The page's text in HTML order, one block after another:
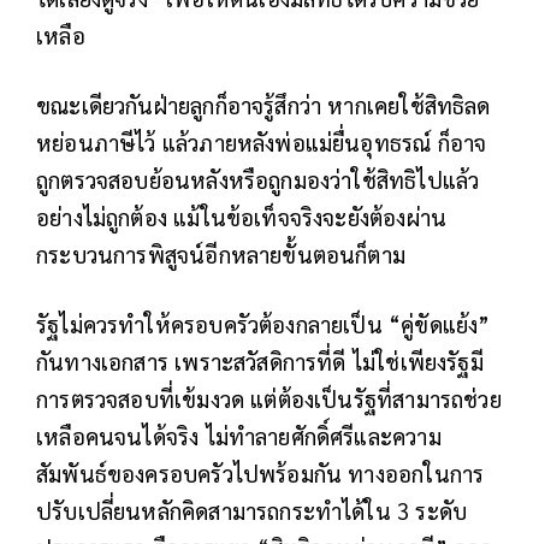
เหลือ
ขณะเดียวกันฝ่ายลูกก็อาจรู้สึกว่า หากเคยใช้สิทธิลด
หย่อนภาษีไว้ แล้วภายหลังพ่อแม่ยื่นอุทธรณ์ ก็อาจ
ถูกตรวจสอบย้อนหลังหรือถูกมองว่าใช้สิทธิไปแล้ว
อย่างไม่ถูกต้อง แม้ในข้อเท็จจริงจะยังต้องผ่าน
กระบวนการพิสูจน์อีกหลายขั้นตอนก็ตาม
รัฐไม่ควรทำให้ครอบครัวต้องกลายเป็น “คู่ขัดแย้ง”
กันทางเอกสาร เพราะสวัสดิการที่ดี ไม่ใช่เพียงรัฐมี
การตรวจสอบที่เข้มงวด แต่ต้องเป็นรัฐที่สามารถช่วย
เหลือคนจนได้จริง ไม่ทำลายศักดิ์ศรีและความ
สัมพันธ์ของครอบครัวไปพร้อมกัน ทางออกในการ
ปรับเปลี่ยนหลักคิดสามารถกระทำได้ใน 3 ระดับ